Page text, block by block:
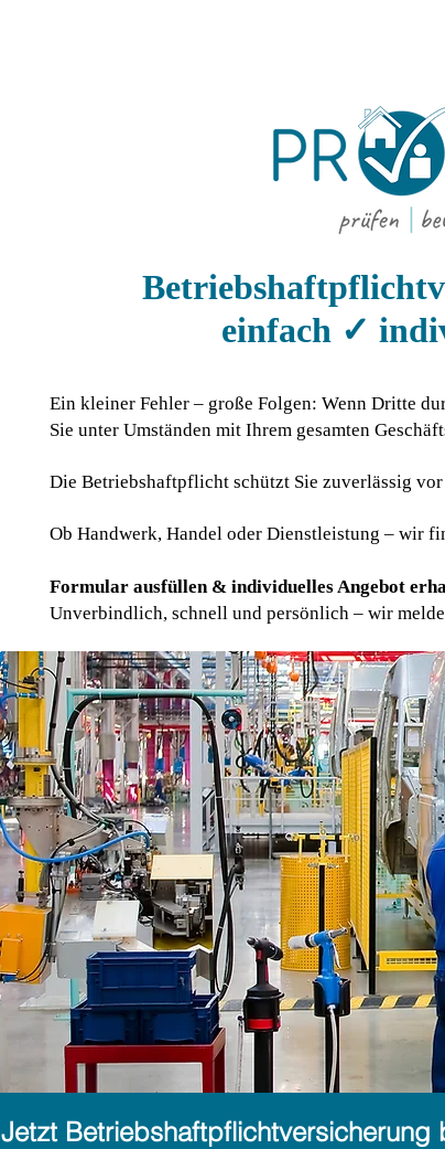
einfach ✓
Ein kleiner Fehler – große Folgen: Wenn Dritte
Sie unter Umständen mit Ihrem gesamten
Die Betriebshaftpflicht schützt Sie zuverlässig vor
Ob Handwerk, Handel oder Dienstleistung – wir
Formular ausfüllen & individuelles Angebot
Unverbindlich, schnell und persönlich – wir
Jetzt Betriebshaftpflichtversicherung